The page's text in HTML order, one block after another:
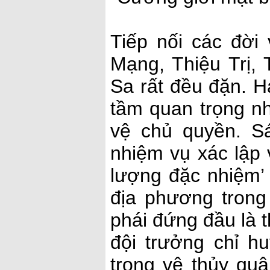
Tiếp nối các đời
Mạng, Thiệu
Sa rất đều đặn.
tầm quan trọng
vệ chủ quyền.
nhiệm vụ xác lập
lượng đặc
địa phương
phái đứng đầu là
đội trưởng chỉ
trong vệ thủy